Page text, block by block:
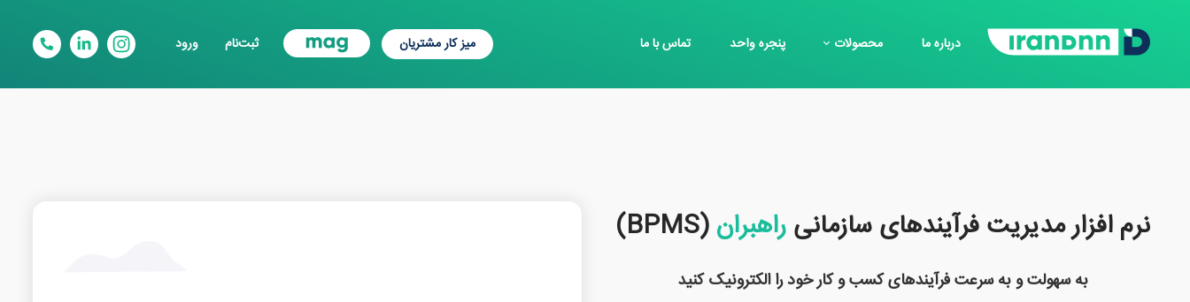
درباره ما محصولات پنجره واحد تماس با ما میز کار مشتریان ثبت‌نام ورود
نرم افزار مدیریت فرآیندهای سازمانیراهبران(BPMS)
به سهولت و به سرعت فرآیندهای کسب و کار خود را الکترونیک کنید